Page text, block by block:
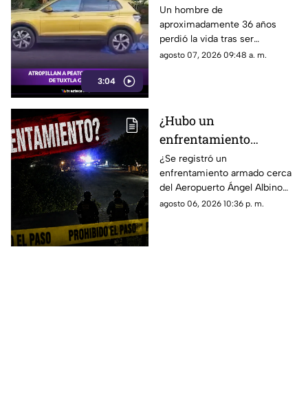
3:04
Gutiérrez, conductora
abandona la camioneta
Un hombre de
aproximadamente 36 años
perdió la vida tras ser
atropellado en el cruce de la 9ª
agosto 07, 2026 09:48 a. m.
¿Hubo un
enfrentamiento
armado en el
aeropuerto Ángel
Albino Corzo? Esto
dijeron las autoridades
¿Se registró un
enfrentamiento armado cerca
del Aeropuerto Ángel Albino
Corzo? Autoridades
agosto 06, 2026 10:36 p. m.